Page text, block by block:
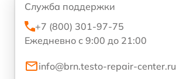
Служба поддержки
+7 (800) 301-97-75
Ежедневно с 9:00 до 21:00
info@brn.testo-repair-center.ru